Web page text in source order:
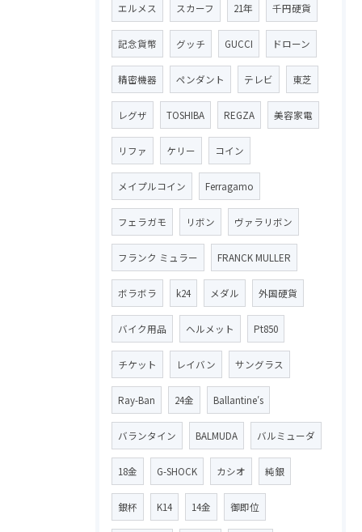
エルメス スカーフ 21年 千円硬貨
記念貨幣 グッチ GUCCI ドローン
精密機器 ペンダント テレビ 東芝
レグザ TOSHIBA REGZA 美容家電
リファ ケリー コイン
メイプルコイン Ferragamo
フェラガモ リボン ヴァラリボン
フランク ミュラー FRANCK MULLER
ボラボラ k24 メダル 外国硬貨
バイク用品 ヘルメット Pt850
チケット レイバン サングラス
Ray-Ban 24金 Ballantine′s
バランタイン BALMUDA バルミューダ
18金 G-SHOCK カシオ 純銀
銀杯 K14 14金 御即位